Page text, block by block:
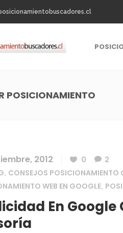
POSICIONAMIENTO
2012 0
2
, CONSEJOS POSICIONAMIENTO
WEB EN GOOGLE,
En Google